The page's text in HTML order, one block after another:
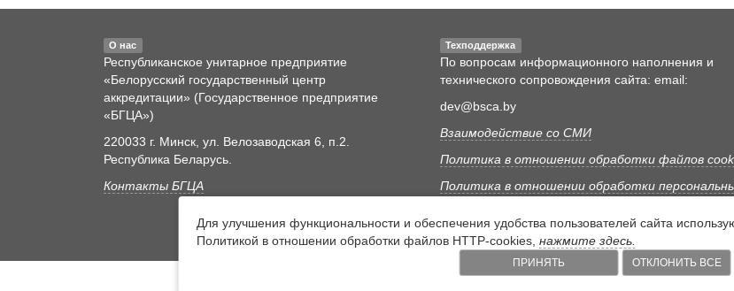
О нас
Республиканское унитарное предприятие
«Белорусский государственный центр
аккредитации» (Государственное предприятие
«БГЦА»)
220033 г. Минск, ул. Велозаводская 6, п.2.
Республика Беларусь.
Контакты БГЦА
Техподдержка
По вопросам информационного наполнения и
технического сопровождения сайта: email:
dev@bsca.by
Взаимодействие со СМИ
Политика в отношении обработки файлов
Политика в отношении обработки
Политика видеонаблюдения
Для улучшения функциональности и обеспечения удобства пользователей сайта
Политикой в отношении обработки файлов HTTP-cookies, нажмите здесь.
ПРИНЯТЬ ОТКЛОНИТЬ ВСЕ